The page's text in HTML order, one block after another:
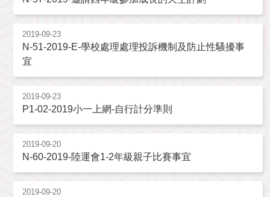
2019-09-23
N-51-2019-E-學校處理處理投訴機制及防止性騷擾事
宜
2019-09-23
P1-02-2019小一上網-自行計分準則
2019-09-20
N-60-2019-陸運會1-2年級親子比賽事宜
2019-09-20